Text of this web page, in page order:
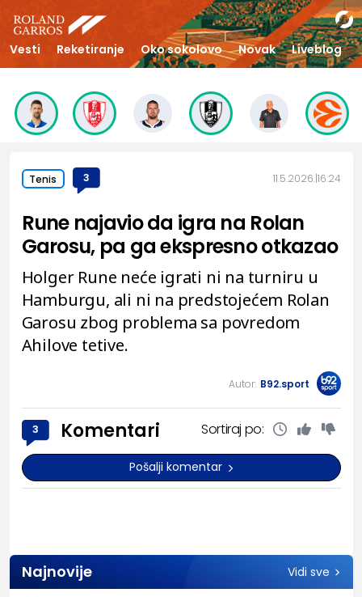
Vesti Reketiranje Oko sokolovo Novak Liveblog
Tenis 3 11.5.2026. 16:24
Rune najavio da igra na Rolan
Garosu, pa ga ekspresno otkazao
Holger Rune neće igrati ni na turniru u
Hamburgu, ali ni na predstojećem Rolan
Garosu zbog problema sa povredom
Ahilove tetive.
Autor: B92.sport
3 Komentari Sortiraj po:
Pošalji komentar
Najnovije Vidi sve